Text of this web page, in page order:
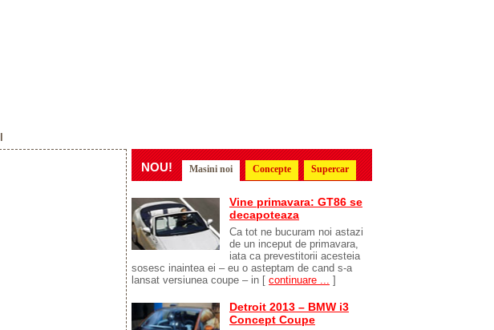
NOU! Masini noi Concepte Supercar
Vine primavara: GT86 se
decapoteaza
Ca tot ne bucuram noi astazi
de un inceput de primavara,
iata ca prevestitorii acesteia
sosesc inaintea ei – eu o asteptam de cand s-a
lansat versiunea coupe – in [ continuare ... ]
Detroit 2013 – BMW i3
Concept Coupe